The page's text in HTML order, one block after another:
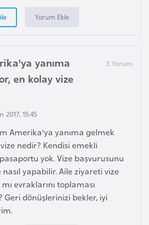
Yorum Ekle
yanıma
en kolay vize
2017, 15:45
Amerika'ya yanıma gelmek
nedir? Kendisi emekli
yok. Vize başvurusunu
yapabilir. Aile ziyareti vize
evraklarını toplaması
dönüşlerinizi bekler, iyi